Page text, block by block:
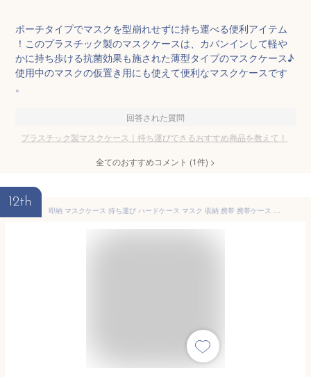
ポーチタイプでマスクを型崩れせずに持ち運べる便利アイテム
！このプラスチック製のマスクケースは、カバンインして軽や
かに持ち歩ける抗菌効果も施された薄型タイプのマスクケース♪
使用中のマスクの仮置き用にも使えて便利なマスクケースです
。
回答された質問
プラスチック製マスクケース｜持ち運びできるおすすめ商品を教えて！
全てのおすすめコメント (1件) >
12th
即納 マスクケース 持ち運び ハードケース マスク 収納 携帯 携帯ケース 保管 軽量 かわいい おしゃれ プラスチック ポリプロピレン 日本製 メール便送料無料